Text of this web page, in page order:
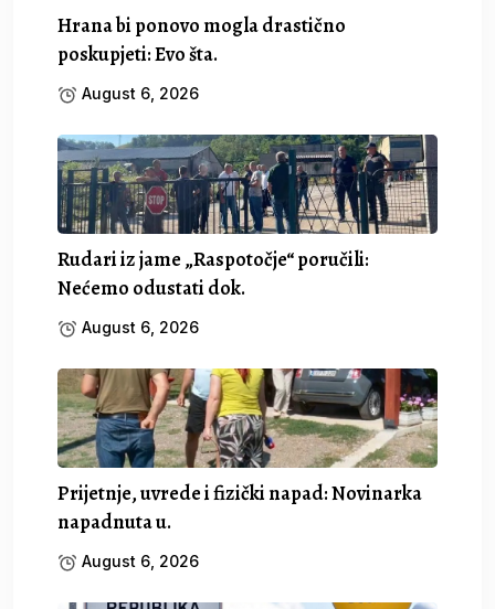
Hrana bi ponovo mogla drastično
poskupjeti: Evo šta.
August 6, 2026
Rudari iz jame „Raspotočje“ poručili:
Nećemo odustati dok.
August 6, 2026
Prijetnje, uvrede i fizički napad: Novinarka
napadnuta u.
August 6, 2026